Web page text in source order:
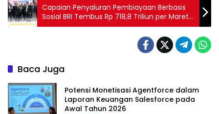
Capaian Penyaluran Pembiayaan Berbasis
Sosial BRI Tembus Rp 718,8 Triliun per Maret
2026
Baca Juga
Potensi Monetisasi Agentforce dalam
Laporan Keuangan Salesforce pada
Awal Tahun 2026